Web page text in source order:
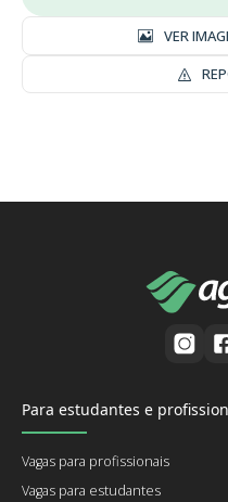
VER
Para estudantes e
Vagas para profissionais
Vagas para estudantes